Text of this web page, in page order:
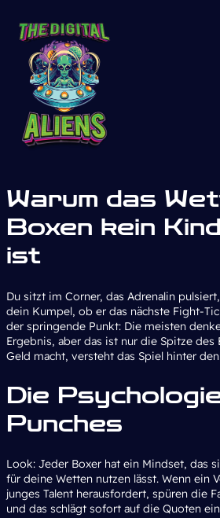
Warum das
Boxen kein
ist
Du sitzt im Corner, das Adrenalin
dein Kumpel, ob er das nächste Fight-
der springende Punkt: Die meisten
Ergebnis, aber das ist nur die Spitze des
Geld macht, versteht das Spiel hinter
Die
Punches
Look: Jeder Boxer hat ein Mindset, das
für deine Wetten nutzen lässt. Wenn ein
junges Talent herausfordert, spüren die
und das schlägt sofort auf die Quoten